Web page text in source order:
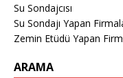
Su Sondajcısı
Su Sondajı Yapan
Zemin Etüdü Yapan
ARAMA